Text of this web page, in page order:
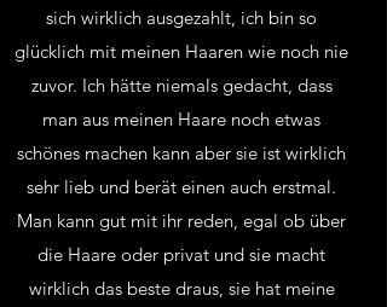
sich wirklich ausgezahlt, ich bin so
glücklich mit meinen Haaren wie noch nie
zuvor. Ich hätte niemals gedacht, dass
man aus meinen Haare noch etwas
schönes machen kann aber sie ist wirklich
sehr lieb und berät einen auch erstmal.
Man kann gut mit ihr reden, egal ob über
die Haare oder privat und sie macht
wirklich das beste draus, sie hat meine